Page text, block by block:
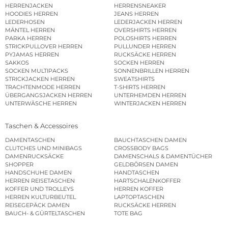
HERRENJACKEN
HERRENSNEAKER
HOODIES HERREN
JEANS HERREN
LEDERHOSEN
LEDERJACKEN HERREN
MÄNTEL HERREN
OVERSHIRTS HERREN
PARKA HERREN
POLOSHIRTS HERREN
STRICKPULLOVER HERREN
PULLUNDER HERREN
PYJAMAS HERREN
RUCKSÄCKE HERREN
SAKKOS
SOCKEN HERREN
SOCKEN MULTIPACKS
SONNENBRILLEN HERREN
STRICKJACKEN HERREN
SWEATSHIRTS
TRACHTENMODE HERREN
T-SHIRTS HERREN
ÜBERGANGSJACKEN HERREN
UNTERHEMDEN HERREN
UNTERWÄSCHE HERREN
WINTERJACKEN HERREN
Taschen & Accessoires
DAMENTASCHEN
BAUCHTASCHEN DAMEN
CLUTCHES UND MINIBAGS
CROSSBODY BAGS
DAMENRUCKSÄCKE
DAMENSCHALS & DAMENTÜCHER
SHOPPER
GELDBÖRSEN DAMEN
HANDSCHUHE DAMEN
HANDTASCHEN
HERREN REISETASCHEN
HARTSCHALENKOFFER
KOFFER UND TROLLEYS
HERREN KOFFER
HERREN KULTURBEUTEL
LAPTOPTASCHEN
REISEGEPÄCK DAMEN
RUCKSÄCKE HERREN
BAUCH- & GÜRTELTASCHEN
TOTE BAG